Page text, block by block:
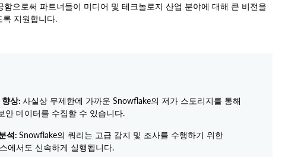
으로써 파트너들이 미디어 및 테크놀로지 산업 분야에 대해 큰 비전을
록 지원합니다.
상: 사실상 무제한에 가까운 Snowflake의 저가 스토리지를 통해
안 데이터를 수집할 수 있습니다.
석: Snowflake의 쿼리는 고급 감지 및 조사를 수행하기 위한
에서도 신속하게 실행됩니다.